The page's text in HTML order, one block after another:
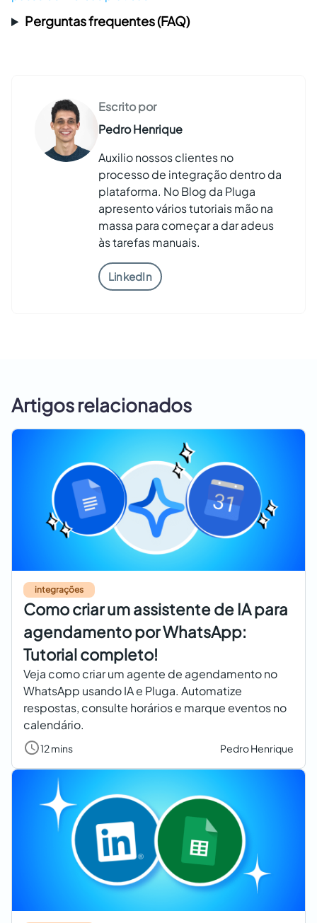
Perguntas frequentes (FAQ)
Escrito por
Pedro Henrique
Auxilio nossos clientes no
processo de integração dentro da
plataforma. No Blog da Pluga
apresento vários tutoriais mão na
massa para começar a dar adeus
às tarefas manuais.
LinkedIn
Artigos relacionados
integrações
Como criar um assistente de IA para
agendamento por WhatsApp:
Tutorial completo!
Veja como criar um agente de agendamento no
WhatsApp usando IA e Pluga. Automatize
respostas, consulte horários e marque eventos no
calendário.
12 mins Pedro Henrique